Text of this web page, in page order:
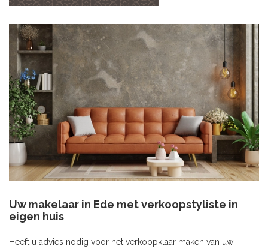
Uw makelaar in Ede met verkoopstyliste in
eigen huis
Heeft u advies nodig voor het verkoopklaar maken van uw